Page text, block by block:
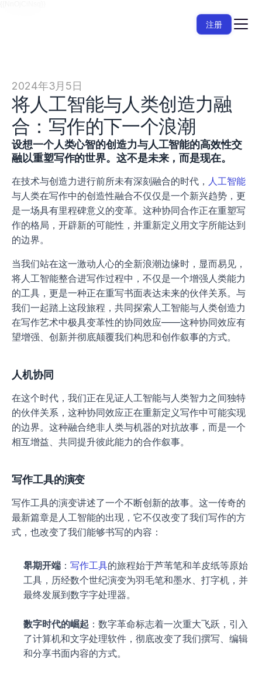
2024年3月5日
将人工智能与人类创造力融
合：写作的下一个浪潮
设想一个人类心智的创造力与人工智能的高效性交
融以重塑写作的世界。这不是未来，而是现在。
在技术与创造力进行前所未有深刻融合的时代， 人工智能
与人类在写作中的创造性融合不仅仅是一个新兴趋势，更
是一场具有里程碑意义的变革。这种协同合作正在重塑写
作的格局，开辟新的可能性，并重新定义用文字所能达到
的边界。
当我们站在这一激动人心的全新浪潮边缘时，显而易见，
将人工智能整合进写作过程中，不仅是一个增强人类能力
的工具，更是一种正在重写书面表达未来的伙伴关系。与
我们一起踏上这段旅程，共同探索人工智能与人类创造力
在写作艺术中极具变革性的协同效应——这种协同效应有
望增强、创新并彻底颠覆我们构思和创作叙事的方式。
人机协同
在这个时代，我们正在见证人工智能与人类智力之间独特
的伙伴关系，这种协同效应正在重新定义写作中可能实现
的边界。这种融合绝非人类与机器的对抗故事，而是一个
相互增益、共同提升彼此能力的合作叙事。
写作工具的演变
写作工具的演变讲述了一个不断创新的故事。这一传奇的
最新篇章是人工智能的出现，它不仅改变了我们写作的方
式，也改变了我们能够书写的内容：
早期开端 ： 写作工具的旅程始于芦苇笔和羊皮纸等原始
工具，历经数个世纪演变为羽毛笔和墨水、打字机，并
最终发展到数字字处理器。
数字时代的崛起 ：数字革命标志着一次重大飞跃，引入
了计算机和文字处理软件，彻底改变了我们撰写、编辑
和分享书面内容的方式。
注册